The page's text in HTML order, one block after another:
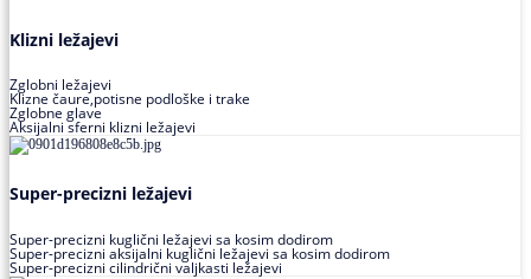
Klizni ležajevi
Zglobni ležajevi
Klizne čaure,potisne podloške i trake
Zglobne glave
Aksijalni sferni klizni ležajevi
Super-precizni ležajevi
Super-precizni kuglični ležajevi sa kosim dodirom
Super-precizni aksijalni kuglični ležajevi sa kosim dodirom
Super-precizni cilindrični valjkasti ležajevi